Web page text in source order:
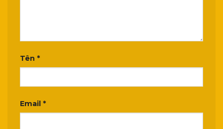
Tên *
Email *